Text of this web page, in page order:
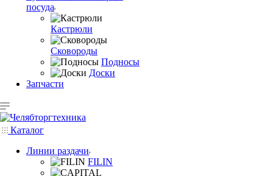
посуда
Кастрюли
Сковороды
Подносы
Доски
Запчасти
Каталог
Линии раздачи
FILIN